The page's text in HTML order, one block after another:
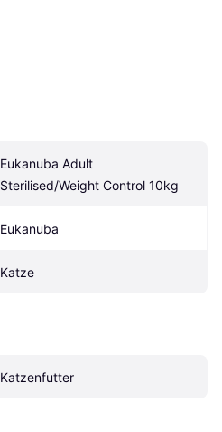
Eukanuba Adult
Sterilised/Weight Control 10kg
Eukanuba
Katze
Katzenfutter